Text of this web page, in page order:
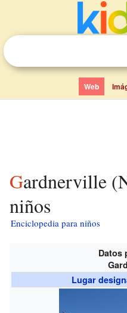
Web
Gardnerville (Nevada) para
niños
Enciclopedia para niños
Datos
Lugar